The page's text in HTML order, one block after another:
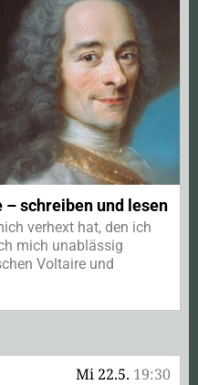
schreiben und lesen
verhext hat, den ich
mich unablässig
Voltaire und
Mi 22.5. 19:30